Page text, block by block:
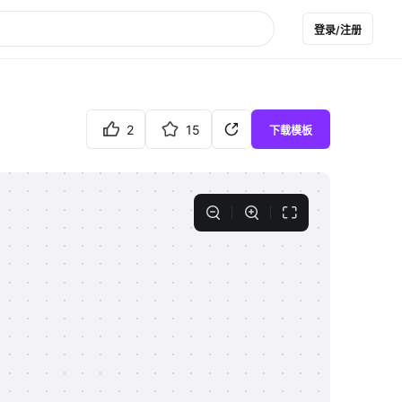
登录/注册
2 15 下载模板